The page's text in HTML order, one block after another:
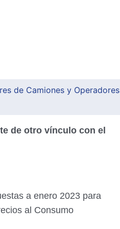
de Camiones y Operadores
de otro vínculo con el
a enero 2023 para
al Consumo